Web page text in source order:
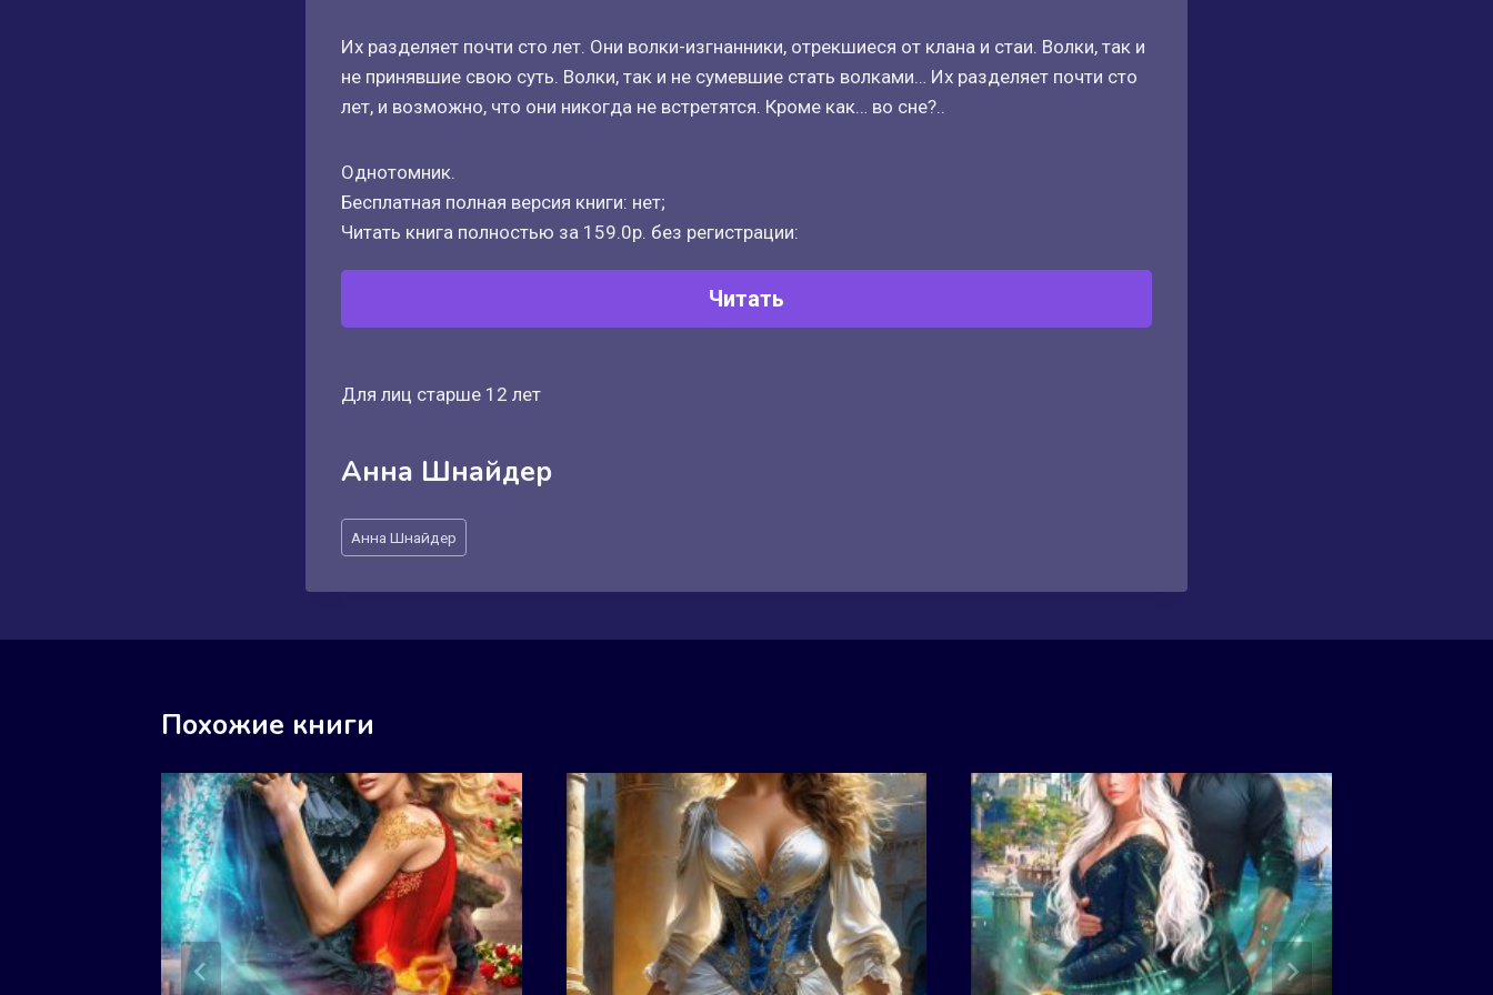
Их разделяет почти сто лет. Они волки-изгнанники, отрекшиеся от клана и стаи. Волки, так и
не принявшие свою суть. Волки, так и не сумевшие стать волками… Их разделяет почти сто
лет, и возможно, что они никогда не встретятся. Кроме как… во сне?..
Однотомник.
Бесплатная полная версия книги: нет;
Читать книга полностью за 159.0р. без регистрации:
Читать
Для лиц старше 12 лет
Анна Шнайдер
Метки
записи:
Анна Шнайдер
Похожие книги